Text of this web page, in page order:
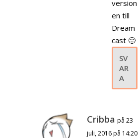
version
en till
Dream
cast 🙂
SV
AR
A
Cribba på 23
juli, 2016 på 14:20